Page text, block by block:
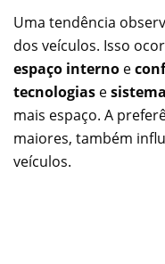
Uma tendência
dos veículos. Isso
espaço interno e
tecnologias e
mais espaço. A
maiores, também
veículos.